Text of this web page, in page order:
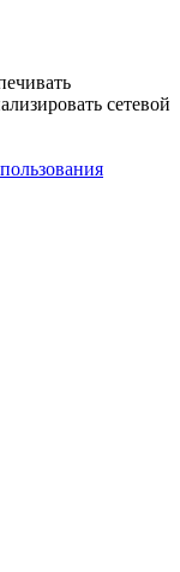
сетевой